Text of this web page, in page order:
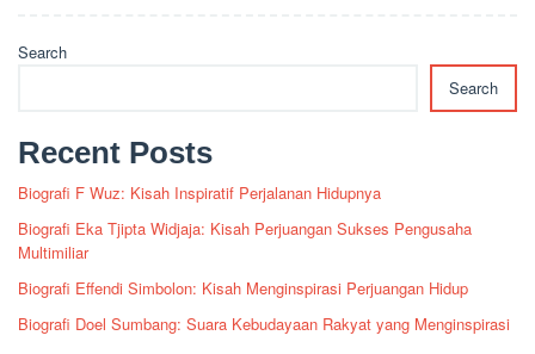
Search
Search
Recent Posts
Biografi F Wuz: Kisah Inspiratif Perjalanan Hidupnya
Biografi Eka Tjipta Widjaja: Kisah Perjuangan Sukses Pengusaha
Multimiliar
Biografi Effendi Simbolon: Kisah Menginspirasi Perjuangan Hidup
Biografi Doel Sumbang: Suara Kebudayaan Rakyat yang Menginspirasi